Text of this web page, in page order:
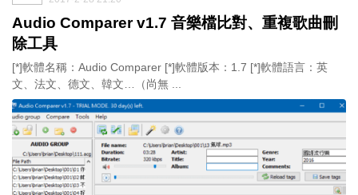
Audio Comparer v1.7 音樂檔比對、重複歌曲刪
除工具
[*]軟體名稱：Audio Comparer [*]軟體版本：1.7 [*]軟體語言：英
文、法文、德文、韓文…（尚無 ...